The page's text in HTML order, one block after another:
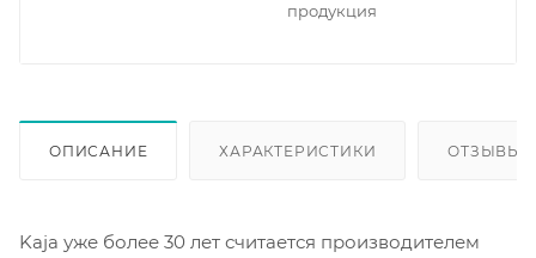
продукция
ОПИСАНИЕ ХАРАКТЕРИСТИКИ ОТЗЫВЫ
Kaja уже более 30 лет считается производителем